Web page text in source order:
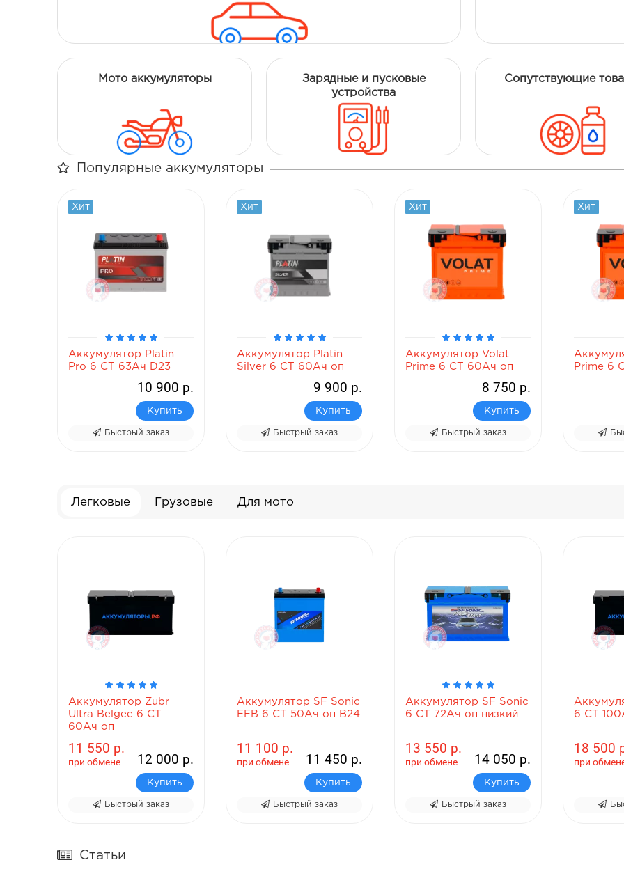
Мото аккумуляторы
Зарядные и пусковые
устройства
Сопутствующие
Популярные аккумуляторы
Хит
Аккумулятор Platin
Pro 6 СТ 63Ач D23
10 900 р.
Купить
Быстрый заказ
Хит
Аккумулятор Platin
Silver 6 СТ 60Ач оп
9 900 р.
Купить
Быстрый заказ
Хит
Аккумулятор Volat
Prime 6 СТ 60Ач оп
8 750 р.
Купить
Быстрый заказ
Хит
Prime 6
Легковые Грузовые Для мото
Zubr
Belgee 6 СТ
12 000 р.
Быстрый заказ
Аккумулятор SF Sonic
EFB 6 СТ 50Ач оп B24
при обмене 11 450 р.
Быстрый заказ
Аккумулятор SF Sonic
6 СТ 72Ач оп низкий
при обмене 14 050 р.
Быстрый заказ
Аккумулятор SF Sonic
6 СТ 100Ач D31
при обмене 19 100 р.
Быстрый заказ
Статьи